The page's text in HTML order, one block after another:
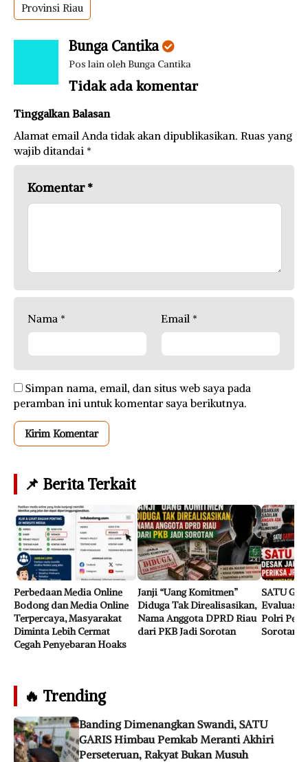
Provinsi Riau
Bunga Cantika
Pos lain oleh Bunga Cantika
Tidak ada komentar
Tinggalkan Balasan
Alamat email Anda tidak akan dipublikasikan. Ruas yang
wajib ditandai *
Komentar*
Nama * Email *
Simpan nama, email, dan situs web saya pada
peramban ini untuk komentar saya berikutnya.
📌 Berita Terkait
Perbedaan Media Online
Bodong dan Media Online
Terpercaya, Masyarakat
Diminta Lebih Cermat
Cegah Penyebaran Hoaks
Janji “Uang Komitmen”
Diduga Tak Direalisasikan,
Nama Anggota DPRD Riau
dari PKB Jadi Sorotan
SATU
Evaluasi
Polri
Sorotan
🔥 Trending
Banding Dimenangkan Swandi, SATU
GARIS Himbau Pemkab Meranti Akhiri
Perseteruan, Rakyat Bukan Musuh